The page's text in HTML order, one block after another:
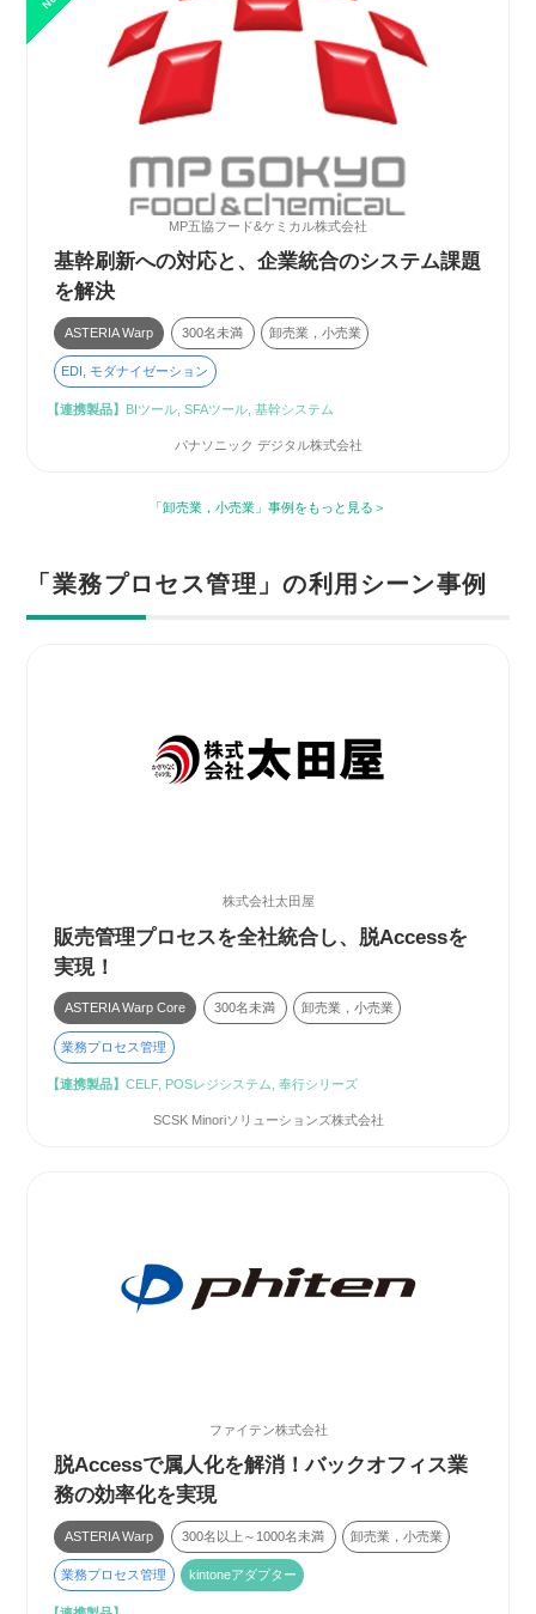
MP五協フード&ケミカル株式会社
基幹刷新への対応と、企業統合のシステム課題
を解決
ASTERIA Warp 300名未満 卸売業，小売業
EDI, モダナイゼーション
【連携製品】 BIツール, SFAツール, 基幹システム
パナソニック デジタル株式会社
「卸売業，小売業」事例をもっと見る
「業務プロセス管理」の利用シーン事例
株式会社太田屋
販売管理プロセスを全社統合し、脱Accessを
実現！
ASTERIA Warp Core 300名未満 卸売業，小売業
業務プロセス管理
【連携製品】CELF, POSレジシステム, 奉行シリーズ
SCSK Minoriソリューションズ株式会社
ファイテン株式会社
脱Accessで属人化を解消！バックオフィス業
務の効率化を実現
ASTERIA Warp 300名以上～1000名未満 卸売業，小売業
業務プロセス管理 kintoneアダプター